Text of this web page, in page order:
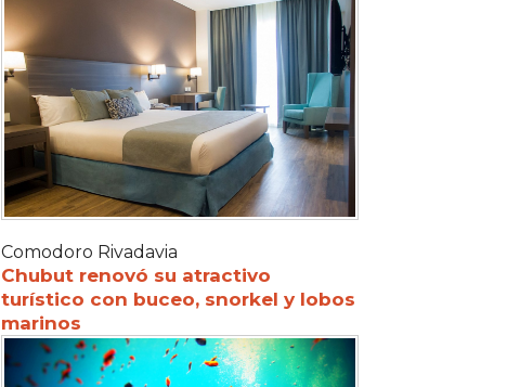
Comodoro Rivadavia
Chubut renovó su atractivo
turístico con buceo, snorkel y lobos
marinos